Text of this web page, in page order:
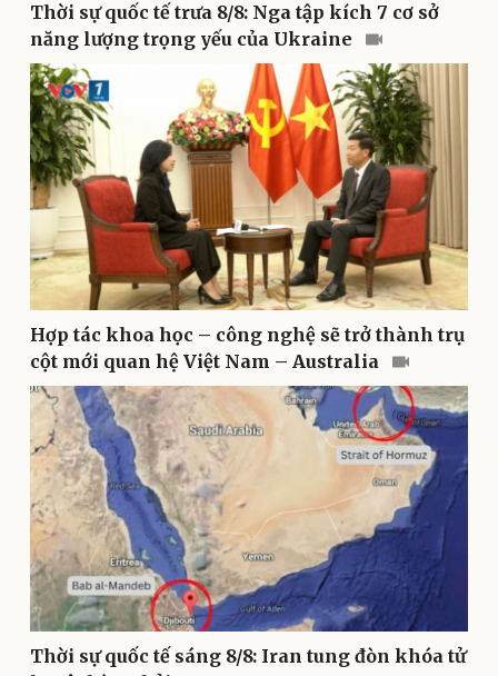
Vụ án
Tin nóng
Tư vấn luật
Quân sự - Quốc phòng
Vũ khí
Việt Nam
Thời sự quốc tế trưa 8/8: Nga tập kích 7 cơ sở
năng lượng trọng yếu của Ukraine
Hợp tác khoa học – công nghệ sẽ trở thành trụ
cột mới quan hệ Việt Nam – Australia
Thời sự quốc tế sáng 8/8: Iran tung đòn khóa tử